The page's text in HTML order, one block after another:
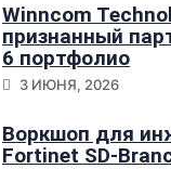
Winncom
признанный
6 портфолио
3 ИЮНЯ, 2026
Воркшоп для
Fortinet SD-